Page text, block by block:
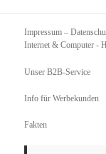
Impressum –
Internet & Computer -
Unser B2B-Service
Info für Werbekunden
Fakten